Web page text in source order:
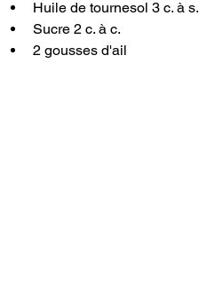
Huile de tournesol 3 c. à s.
Sucre 2 c. à c.
2 gousses d'ail